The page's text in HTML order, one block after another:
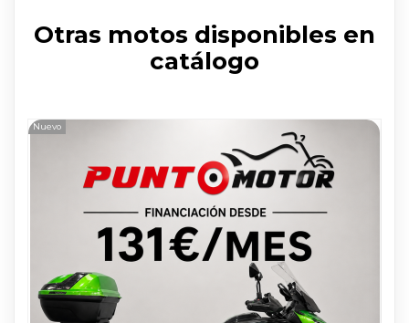
Otras motos disponibles en
catálogo
Nuevo